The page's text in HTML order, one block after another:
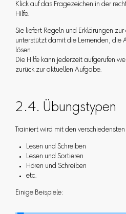
Klick auf das Fragezeichen in der
Hilfe.
Sie liefert Regeln und Erklärungen
unterstützt damit die Lernenden, die
lösen.
Die Hilfe kann jederzeit aufgerufen
zurück zur aktuellen Aufgabe.
2.4. Übungstypen
Trainiert wird mit den
Lesen und Schreiben
Lesen und Sortieren
Hören und Schreiben
etc.
Einige Beispiele: